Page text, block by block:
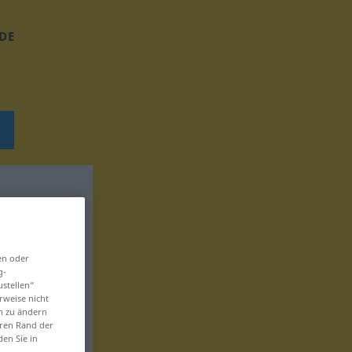
DE
oder
nicht
zu ändern
Rand der
Sie in